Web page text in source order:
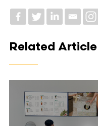
Related Article